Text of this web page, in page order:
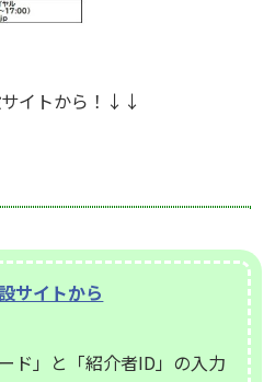
イトから！↓↓
サイトから
ド」と「紹介者ID」の入力